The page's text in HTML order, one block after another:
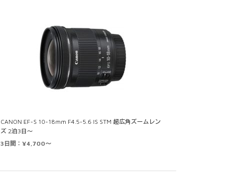
CANON EF-S 10-18mm F4.5-5.6 IS STM 超広角ズームレン
ズ 2泊3日～
3日間：¥4,700～